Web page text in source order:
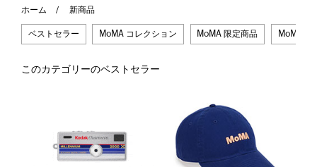
ホーム 新商品
ベストセラー MoMA コレクション MoMA 限定商品 MoMA ロ
このカテゴリーのベストセラー